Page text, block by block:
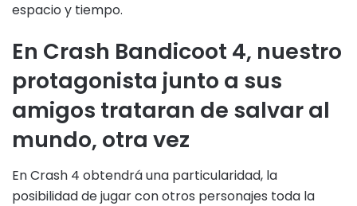
espacio y tiempo.
En Crash Bandicoot 4, nuestro
protagonista junto a sus
amigos trataran de salvar al
mundo, otra vez
En Crash 4 obtendrá una particularidad, la
posibilidad de jugar con otros personajes toda la